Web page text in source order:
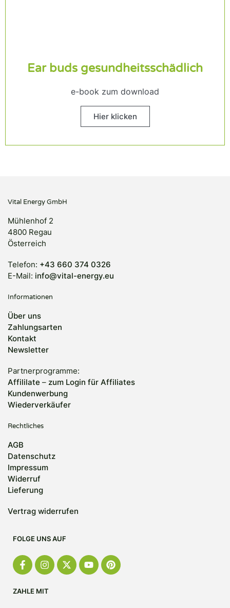
Ear buds gesundheits­schädlich
e-book zum download
Hier klicken
Vital Energy GmbH
Mühlenhof 2
4800 Regau
Österreich
Telefon: +43 660 374 0326
E-Mail: info@vital-energy.eu
Informationen
Über uns
Zahlungsarten
Kontakt
Newsletter
Partnerprogramme:
Affililate – zum Login für Affiliates
Kundenwerbung
Wiederverkäufer
Rechtliches
AGB
Datenschutz
Impressum
Widerruf
Lieferung
Vertrag widerrufen
FOLGE UNS AUF
ZAHLE MIT